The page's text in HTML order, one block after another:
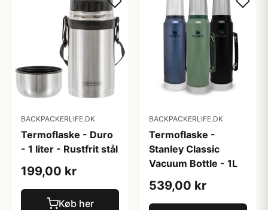
BACKPACKERLIFE.DK
Termoflaske - Duro
- 1 liter - Rustfrit stål
199,00 kr
Køb her
BACKPACKERLIFE.DK
Termoflaske -
Stanley Classic
Vacuum Bottle - 1L
539,00 kr